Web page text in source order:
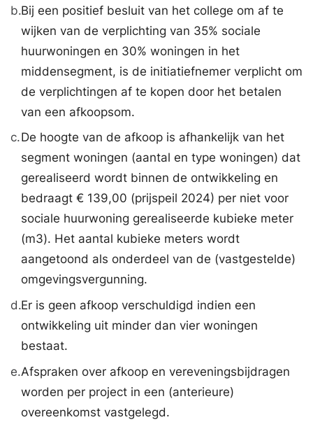
b.Bij een positief besluit van het college om af te
wijken van de verplichting van 35% sociale
huurwoningen en 30% woningen in het
middensegment, is de initiatiefnemer verplicht om
de verplichtingen af te kopen door het betalen
van een afkoopsom.
c.De hoogte van de afkoop is afhankelijk van het
segment woningen (aantal en type woningen) dat
gerealiseerd wordt binnen de ontwikkeling en
bedraagt € 139,00 (prijspeil 2024) per niet voor
sociale huurwoning gerealiseerde kubieke meter
(m3). Het aantal kubieke meters wordt
aangetoond als onderdeel van de (vastgestelde)
omgevingsvergunning.
d.Er is geen afkoop verschuldigd indien een
ontwikkeling uit minder dan vier woningen
bestaat.
e.Afspraken over afkoop en vereveningsbijdragen
worden per project in een (anterieure)
overeenkomst vastgelegd.